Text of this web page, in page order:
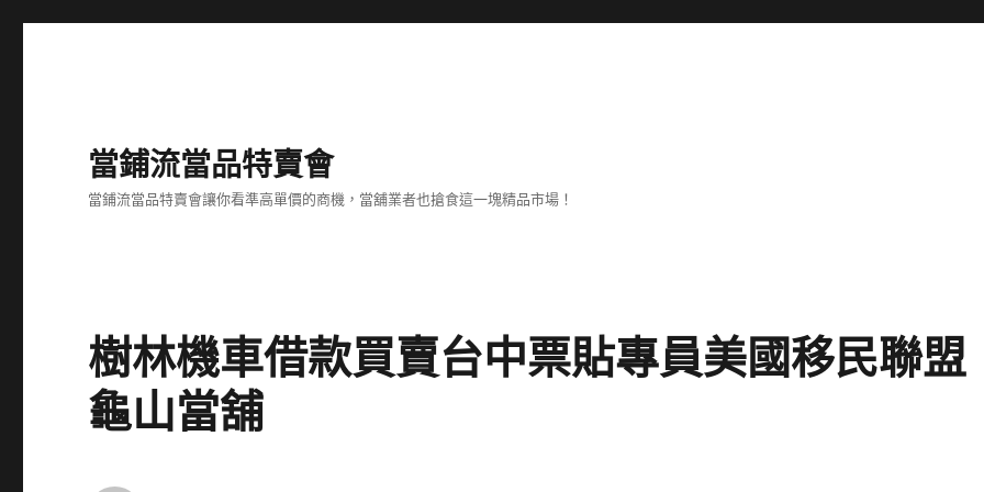
當鋪流當品特賣會
當鋪流當品特賣會讓你看準高單價的商機，當舖業者也搶食這一塊精品市場！
樹林機車借款買賣台中票貼專員美國移民聯盟
龜山當舖